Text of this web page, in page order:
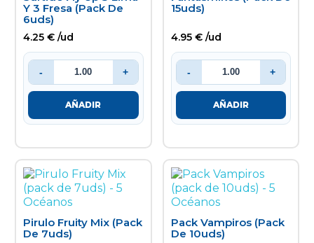
Y 3 Fresa (pack De
6uds)
4.25 € /ud
- +
AÑADIR
15uds)
4.95 € /ud
- +
AÑADIR
Pirulo Fruity Mix (pack
De 7uds)
Pack Vampiros (pack
De 10uds)